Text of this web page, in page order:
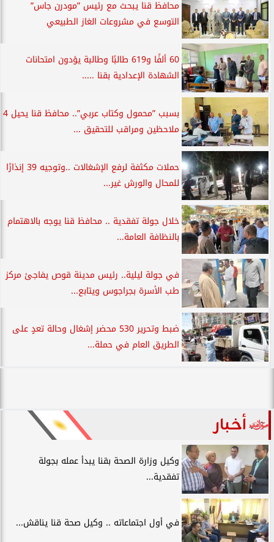
محافظ قنا يبحث مع رئيس ”مودرن جاس”
التوسع في مشروعات الغاز الطبيعي
60 ألفًا و619 طالبًا وطالبة يؤدون امتحانات
الشهادة الإعدادية بقنا .....
بسبب ”محمول وكتاب عربي”.. محافظ قنا يحيل 4
ملاحظين ومراقب للتحقيق ...
حملات مكثفة لرفع الإشغالات ..وتوجيه 39 إنذارًا
للمحال والورش غير...
خلال جولة تفقدية .. محافظ قنا يوجه بالاهتمام
بالنظافة العامة...
في جولة ليلية.. رئيس مدينة قوص يفاجئ مركز
طب الأسرة بجراجوس ويتابع...
ضبط وتحرير 530 محضر إشغال وحالة تعدٍ على
الطريق العام في حملة...
أخبار
وكيل وزارة الصحة بقنا يبدأ عمله بجولة
تفقدية...
في أول اجتماعاته .. وكيل صحة قنا يناقش...